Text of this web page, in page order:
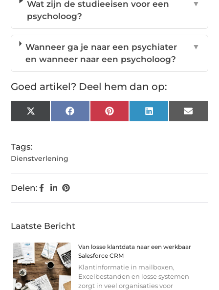
Wat zijn de studieeisen voor een
psycholoog?
▼
Wanneer ga je naar een psychiater
en wanneer naar een psycholoog?
▼
Goed artikel? Deel hem dan op:
X
(Twitter)
FacebookPinterest LinkedIn Email
Tags:
Dienstverlening
Delen:
Laatste Bericht
Van losse klantdata naar een werkbaar
Salesforce CRM
Klantinformatie in mailboxen,
Excelbestanden en losse systemen
zorgt in veel organisaties voor